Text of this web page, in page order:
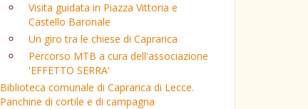
Visita guidata in Piazza Vittoria e
Castello Baronale
Un giro tra le chiese di Caprarica
Percorso MTB a cura dell'associazione
'EFFETTO SERRA'
Biblioteca comunale di Caprarica di Lecce.
Panchine di cortile e di campagna